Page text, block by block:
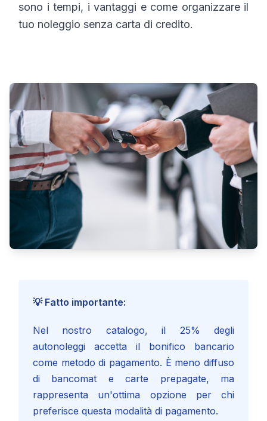
sono i tempi, i vantaggi e come organizzare il
tuo noleggio senza carta di credito.
💡 Fatto importante:
Nel nostro catalogo, il 25% degli
autonoleggi accetta il bonifico bancario
come metodo di pagamento. È meno diffuso
di bancomat e carte prepagate, ma
rappresenta un'ottima opzione per chi
preferisce questa modalità di pagamento.